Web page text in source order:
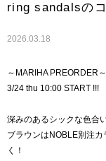
ring sandalsの
2026.03.18
～MARIHA PREORDER～
3/24 thu 10:00 START !!!
深みのあるシックな色合
ブラウンはNOBLE別注
く！